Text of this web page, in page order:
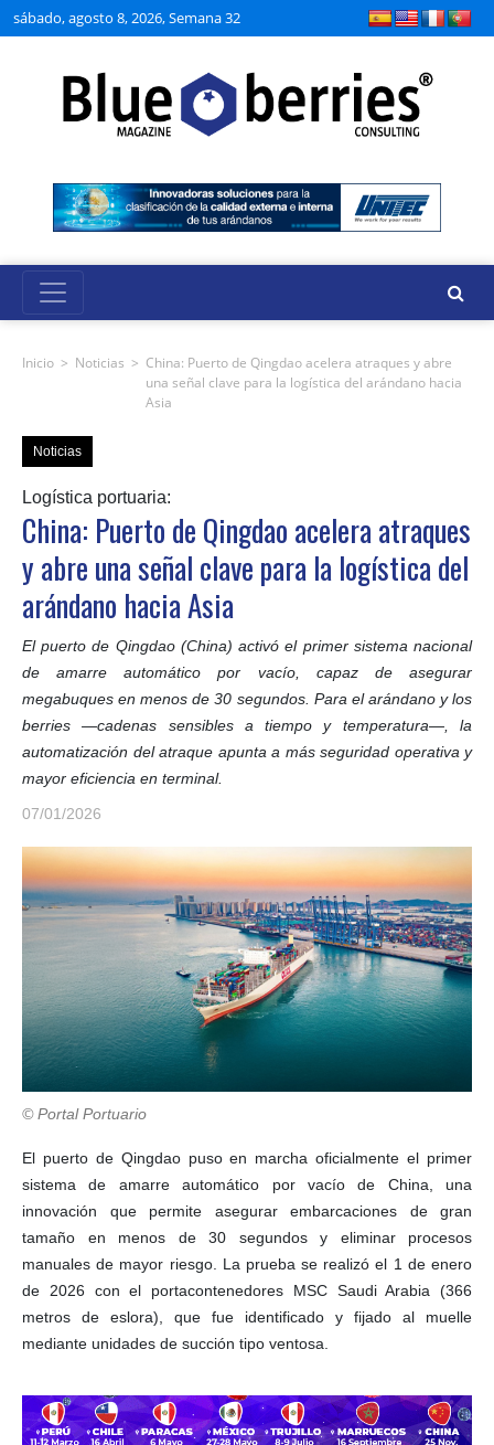
sábado, agosto 8, 2026, Semana 32
Inicio > Noticias > China: Puerto de Qingdao acelera atraques y abre
una señal clave para la logística del arándano hacia
Asia
Noticias
Logística portuaria:
China: Puerto de Qingdao acelera atraques
y abre una señal clave para la logística del
arándano hacia Asia
El puerto de Qingdao (China) activó el primer sistema nacional
de amarre automático por vacío, capaz de asegurar
megabuques en menos de 30 segundos. Para el arándano y los
berries —cadenas sensibles a tiempo y temperatura—, la
automatización del atraque apunta a más seguridad operativa y
mayor eficiencia en terminal.
07/01/2026
© Portal Portuario
El puerto de Qingdao puso en marcha oficialmente el primer
sistema de amarre automático por vacío de China, una
innovación que permite asegurar embarcaciones de gran
tamaño en menos de 30 segundos y eliminar procesos
manuales de mayor riesgo. La prueba se realizó el 1 de enero
de 2026 con el portacontenedores MSC Saudi Arabia (366
metros de eslora), que fue identificado y fijado al muelle
mediante unidades de succión tipo ventosa.